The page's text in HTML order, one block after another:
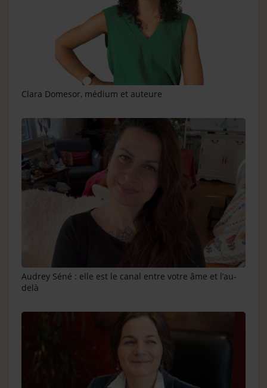
Clara Domesor, médium et auteure
Audrey Séné : elle est le canal entre votre âme et l’au-
delà